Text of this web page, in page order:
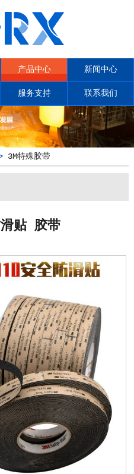
产品中心 新闻中心
服务支持 联系我们
3M特殊胶带
贴 胶带